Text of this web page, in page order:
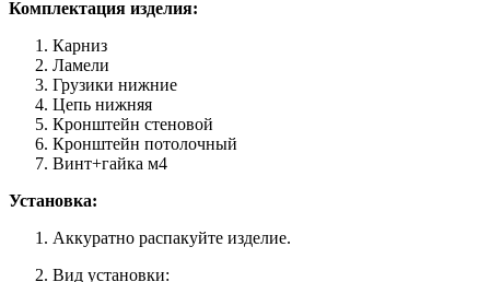
Комплектация изделия:
Карниз
Ламели
Грузики нижние
Цепь нижняя
Кронштейн стеновой
Кронштейн потолочный
Винт+гайка м4
Установка:
Аккуратно распакуйте изделие.
Вид установки: